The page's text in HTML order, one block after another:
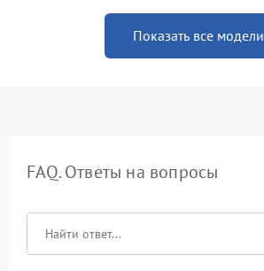
Показать все модели
FAQ. Ответы на вопросы